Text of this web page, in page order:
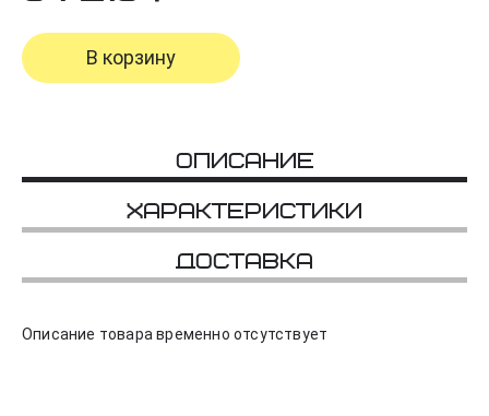
В корзину
Описание
Характеристики
Доставка
Описание товара временно отсутствует